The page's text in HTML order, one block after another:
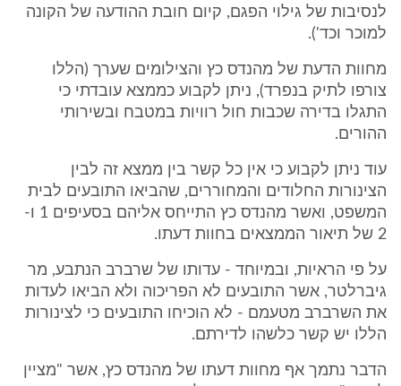
לנסיבות של גילוי הפגם, קיום חובת ההודעה של הקונה
למוכר וכד').
מחוות הדעת של מהנדס כץ והצילומים שערך (הללו
צורפו לתיק בנפרד), ניתן לקבוע כממצא עובדתי כי
התגלו בדירה שכבות חול רוויות במטבח ובשירותי
ההורים.
עוד ניתן לקבוע כי אין כל קשר בין ממצא זה לבין
הצינורות החלודים והמחוררים, שהביאו התובעים לבית
המשפט, ואשר מהנדס כץ התייחס אליהם בסעיפים 1 ו-
2 של תיאור הממצאים בחוות דעתו.
על פי הראיות, ובמיוחד - עדותו של שרברב הנתבע, מר
גיברלטר, אשר התובעים לא הפריכוה ולא הביאו לעדות
את השרברב מטעמם - לא הוכיחו התובעים כי לצינורות
הללו יש קשר כלשהו לדירתם.
הדבר נתמך אף מחוות דעתו של מהנדס כץ, אשר "מציין